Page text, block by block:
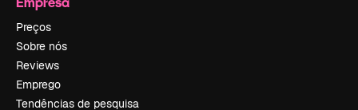
Preços
Sobre nós
Reviews
Emprego
Tendências de pesquisa